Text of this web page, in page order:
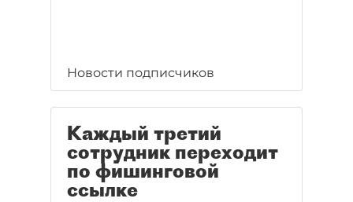
Новости подписчиков
Каждый третий
сотрудник переходит
по фишинговой
ссылке